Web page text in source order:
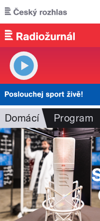
Přejít k hlavnímu obsahu
Domácí Program